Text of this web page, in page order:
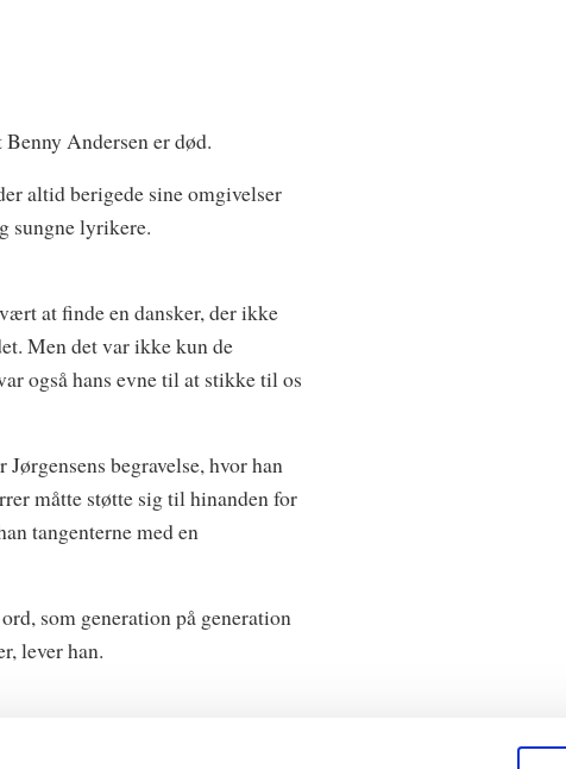
Andersen er død.
altid berigede sine omgivelser
sungne lyrikere.
at finde en dansker, der ikke
Men det var ikke kun de
også hans evne til at stikke til os
begravelse, hvor han
måtte støtte sig til hinanden for
tangenterne med en
som generation på generation
lever han.